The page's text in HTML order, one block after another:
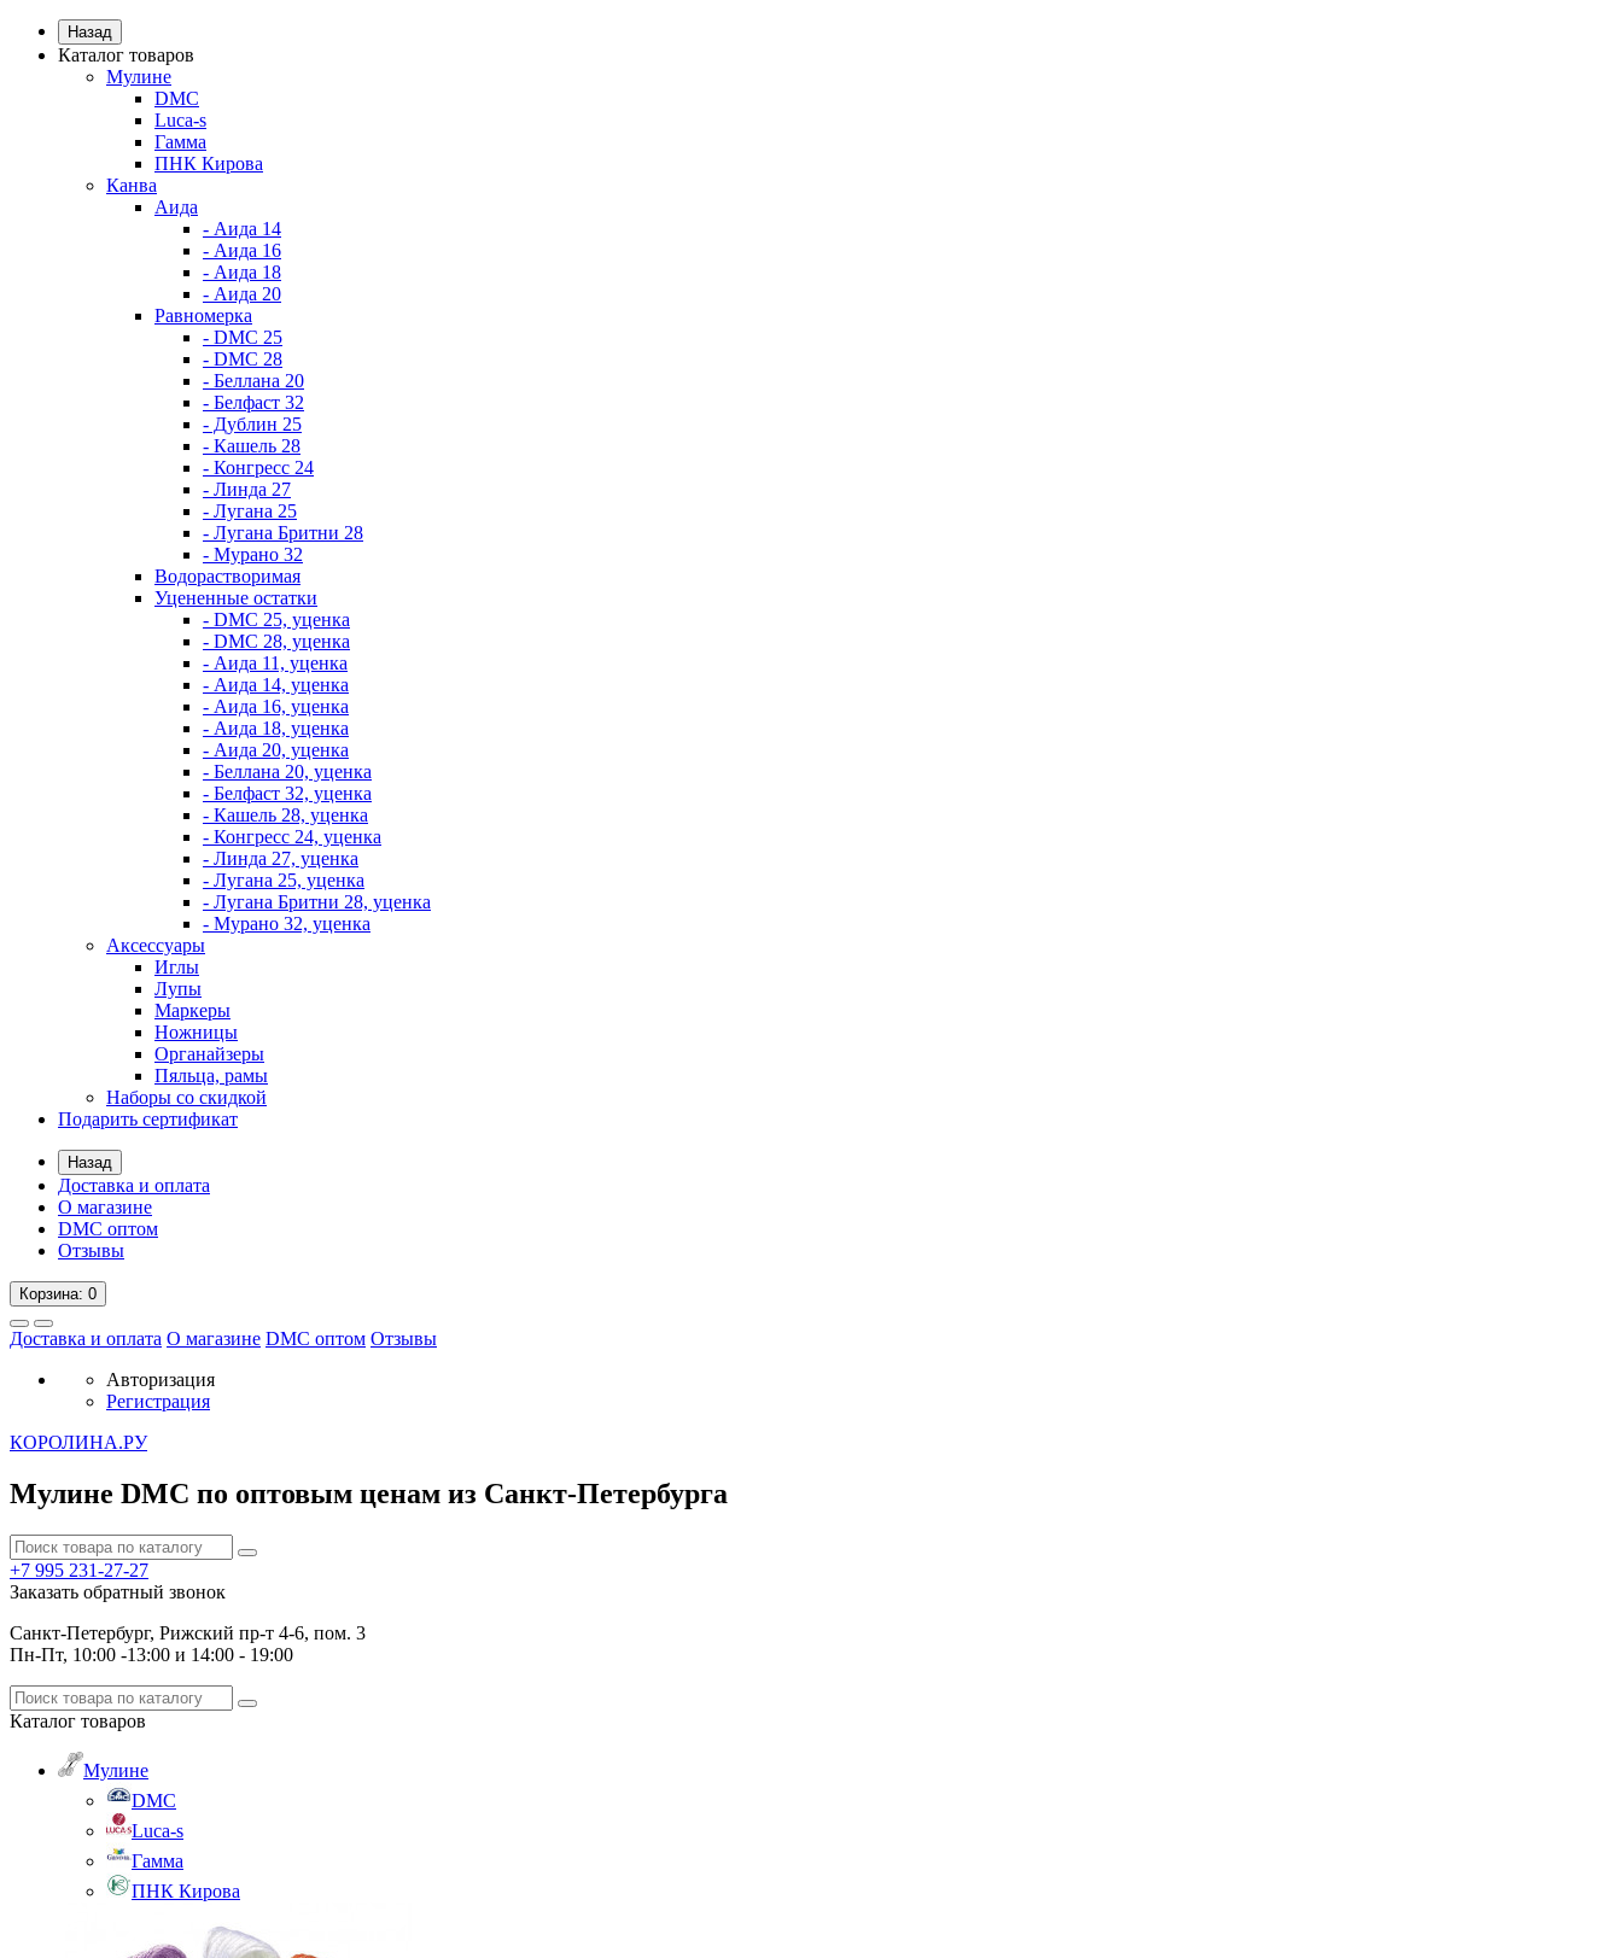
Назад
Каталог товаров
Мулине
DMC
Luca-s
Гамма
ПНК Кирова
Канва
Аида
- Аида 14
- Аида 16
- Аида 18
- Аида 20
Равномерка
- DMC 25
- DMC 28
- Беллана 20
- Белфаст 32
- Дублин 25
- Кашель 28
- Конгресс 24
- Линда 27
- Лугана 25
- Лугана Бритни 28
- Мурано 32
Водорастворимая
Уцененные остатки
- DMC 25, уценка
- DMC 28, уценка
- Аида 11, уценка
- Аида 14, уценка
- Аида 16, уценка
- Аида 18, уценка
- Аида 20, уценка
- Беллана 20, уценка
- Белфаст 32, уценка
- Кашель 28, уценка
- Конгресс 24, уценка
- Линда 27, уценка
- Лугана 25, уценка
- Лугана Бритни 28, уценка
- Мурано 32, уценка
Аксессуары
Иглы
Лупы
Маркеры
Ножницы
Органайзеры
Пяльца, рамы
Наборы со скидкой
Подарить сертификат
Назад
Доставка и оплата
О магазине
DMC оптом
Отзывы
Корзина: 0
Доставка и оплата О магазине DMC оптом Отзывы
Авторизация
Регистрация
КОРОЛИНА.РУ
Мулине DMC по оптовым ценам из Санкт-Петербурга
+7 995 231-27-27
Заказать обратный звонок
Санкт-Петербург, Рижский пр-т 4-6, пом. 3
Пн-Пт, 10:00 -13:00 и 14:00 - 19:00
Каталог товаров
Мулине
DMC
Luca-s
Гамма
ПНК Кирова